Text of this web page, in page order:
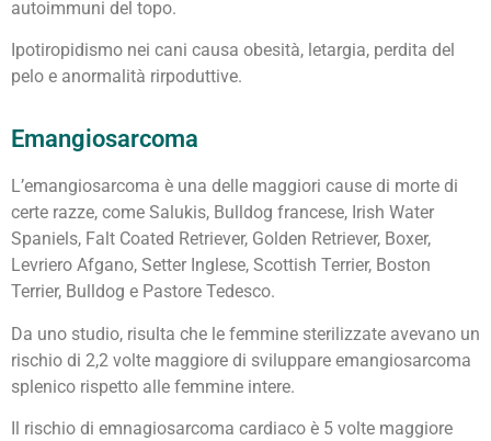
autoimmuni del topo.
Ipotiropidismo nei cani causa obesità, letargia, perdita del
pelo e anormalità rirpoduttive.
Emangiosarcoma
L’emangiosarcoma è una delle maggiori cause di morte di
certe razze, come Salukis, Bulldog francese, Irish Water
Spaniels, Falt Coated Retriever, Golden Retriever, Boxer,
Levriero Afgano, Setter Inglese, Scottish Terrier, Boston
Terrier, Bulldog e Pastore Tedesco.
Da uno studio, risulta che le femmine sterilizzate avevano un
rischio di 2,2 volte maggiore di sviluppare emangiosarcoma
splenico rispetto alle femmine intere.
Il rischio di emnagiosarcoma cardiaco è 5 volte maggiore